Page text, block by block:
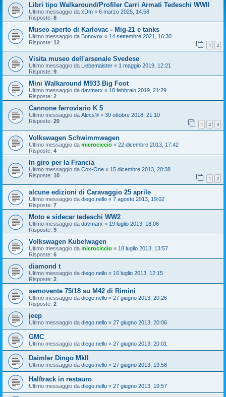
Libri tipo Walkaround/Profiler Carri Armati Tedeschi WWII
Ultimo messaggio da xDm « 6 marzo 2025, 14:58
Risposte: 8
Museo aperto di Karlovac - Mig-21 e tanks
Ultimo messaggio da Bonovox « 14 settembre 2021, 16:30
Risposte: 12 1 2
Visita museo dell'arsenale Svedese
Ultimo messaggio da Liebemaister « 1 maggio 2019, 12:21
Risposte: 9
Mini Walkaround M933 Big Foot
Ultimo messaggio da davmarx « 18 febbraio 2019, 21:29
Risposte: 2
Cannone ferroviario K 5
Ultimo messaggio da Alecs® « 30 ottobre 2018, 21:10
Risposte: 20 1 2 3
Volkswagen Schwimmwagen
Ultimo messaggio da microciccio « 22 dicembre 2013, 17:42
Risposte: 4
In giro per la Francia
Ultimo messaggio da Cox-One « 15 dicembre 2013, 20:38
Risposte: 10 1 2
alcune edizioni di Caravaggio 25 aprile
Ultimo messaggio da diego.nello « 7 agosto 2013, 19:02
Risposte: 7
Moto e sidecar tedeschi WW2
Ultimo messaggio da davmarx « 19 luglio 2013, 18:06
Risposte: 9
Volkswagen Kubelwagen
Ultimo messaggio da microciccio « 18 luglio 2013, 13:57
Risposte: 6
diamond t
Ultimo messaggio da diego.nello « 16 luglio 2013, 12:15
Risposte: 2
semovente 75/18 su M42 di Rimini
Ultimo messaggio da diego.nello « 27 giugno 2013, 20:26
Risposte: 2
jeep
Ultimo messaggio da diego.nello « 27 giugno 2013, 20:06
GMC
Ultimo messaggio da diego.nello « 27 giugno 2013, 20:01
Daimler Dingo MkII
Ultimo messaggio da diego.nello « 27 giugno 2013, 19:58
Halftrack in restauro
Ultimo messaggio da diego.nello « 27 giugno 2013, 19:57